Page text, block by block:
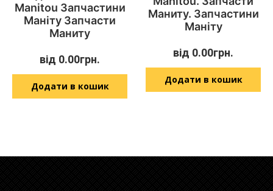
Manitou Запчастини
Маніту Запчасти
Маниту
від 0.00грн.
Додати в кошик
Маниту. Запчастини
Маніту
від 0.00грн.
Додати в кошик